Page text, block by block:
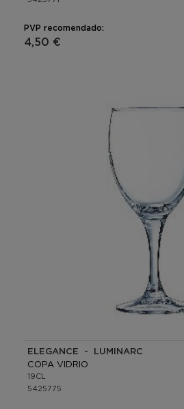
PVP recomendado:
4,50 €
ELEGANCE - LUMINARC
COPA VIDRIO
19CL
5425775